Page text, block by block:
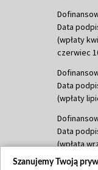
Data
(wpłaty
czerwiec
Data
(wpłaty
Data
(wpłata
Szanujemy Twoją